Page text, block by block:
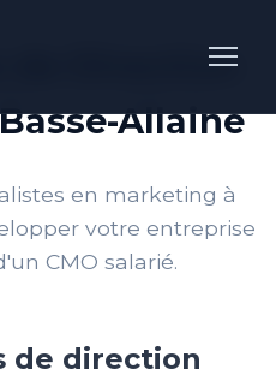
de Direction
Allaine
en marketing à
votre entreprise
CMO salarié.
de direction